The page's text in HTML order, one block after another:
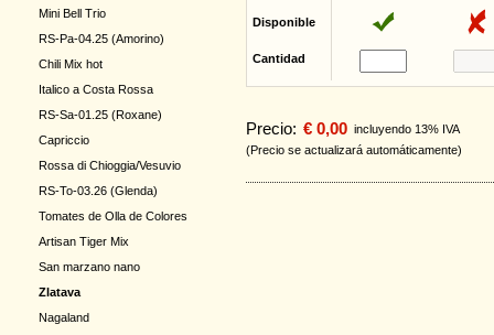
Mini Bell Trio
RS-Pa-04.25 (Amorino)
Chili Mix hot
Italico a Costa Rossa
RS-Sa-01.25 (Roxane)
Capriccio
Rossa di Chioggia/Vesuvio
RS-To-03.26 (Glenda)
Tomates de Olla de Colores
Artisan Tiger Mix
San marzano nano
Zlatava
Nagaland
Disponible
Cantidad
Precio: € 0,00 incluyendo 13% IVA
(Precio se actualizará automáticamente)